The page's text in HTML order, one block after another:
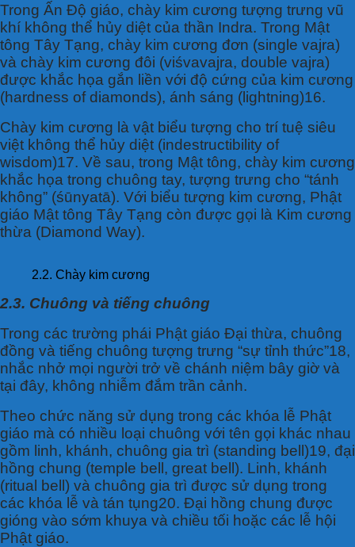
Trong Ấn Độ giáo, chày kim cương tượng trưng vũ
khí không thể hủy diệt của thần Indra. Trong Mật
tông Tây Tạng, chày kim cương đơn (single vajra)
và chày kim cương đôi (viśvavajra, double vajra)
được khắc họa gắn liền với độ cứng của kim cương
(hardness of diamonds), ánh sáng (lightning)16.
Chày kim cương là vật biểu tượng cho trí tuệ siêu
việt không thể hủy diệt (indestructibility of
wisdom)17. Về sau, trong Mật tông, chày kim cương
khắc họa trong chuông tay, tượng trưng cho “tánh
không” (śūnyatā). Với biểu tượng kim cương, Phật
giáo Mật tông Tây Tạng còn được gọi là Kim cương
thừa (Diamond Way).
2.2. Chày kim cương
2.3. Chuông và tiếng chuông
Trong các trường phái Phật giáo Đại thừa, chuông
đồng và tiếng chuông tượng trưng “sự tỉnh thức”18,
nhắc nhở mọi người trở về chánh niệm bây giờ và
tại đây, không nhiễm đắm trần cảnh.
Theo chức năng sử dụng trong các khóa lễ Phật
giáo mà có nhiều loại chuông với tên gọi khác nhau
gồm linh, khánh, chuông gia trì (standing bell)19, đại
hồng chung (temple bell, great bell). Linh, khánh
(ritual bell) và chuông gia trì được sử dụng trong
các khóa lễ và tán tụng20. Đại hồng chung được
gióng vào sớm khuya và chiều tối hoặc các lễ hội
Phật giáo.